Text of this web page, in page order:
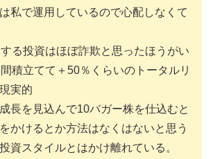
私で運用しているので心配しなくて
する投資はほぼ詐欺と思ったほうがい
積立てて＋50％くらいのトータルリ
実的
長を見込んで10バガー株を仕込むと
かけるとか方法はなくはないと思う
資スタイルとはかけ離れている。